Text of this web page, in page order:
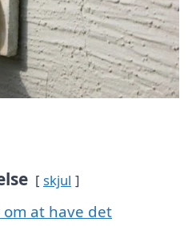
skjul
at have det